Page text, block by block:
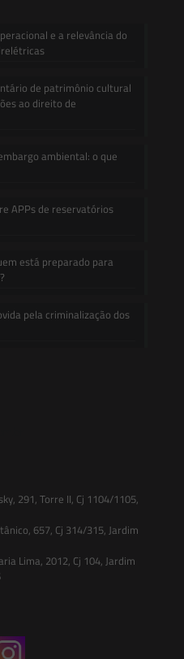
e a relevância do
de patrimônio cultural
ao direito de
ambiental: o que
APPs de reservatórios
está preparado para
pela criminalização dos
291, Torre II, Cj 1104/1105,
657, Cj 314/315, Jardim
Lima, 2012, Cj 104, Jardim